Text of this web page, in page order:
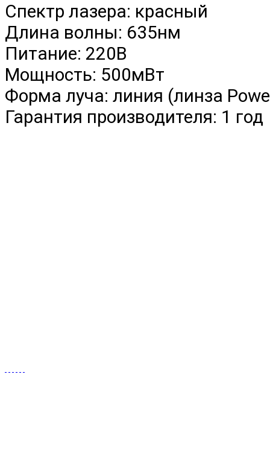
Спектр лазера: красный
Длина волны: 635нм
Питание: 220В
Мощность: 500мВт
Форма луча: линия (линза
Гарантия производителя: 1 год